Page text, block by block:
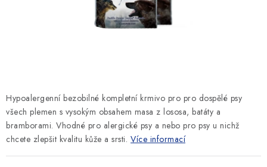
Hypoalergenní bezobilné kompletní krmivo pro pro dospělé psy
všech plemen s vysokým obsahem masa z lososa, batáty a
bramborami. Vhodné pro alergické psy a nebo pro psy u nichž
chcete zlepšit kvalitu kůže a srsti. Více informací